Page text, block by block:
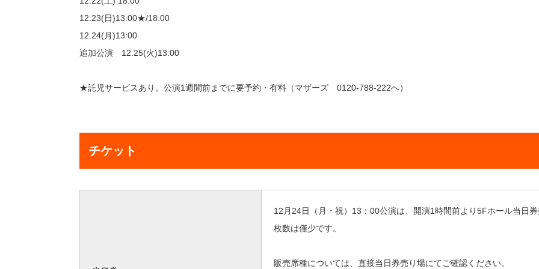
12.23(日)13:00★/18:00
12.24(月)13:00
追加公演 12.25(火)13:00
★託児サービスあり。公演1週間前までに要予約・有料（マザーズ 0120-788-222へ）
チケット
12月24日（月・祝）13：00公演は、開演1時間前より5Fホール当日券
枚数は僅少です。
販売席種については、直接当日券売り場にてご確認ください。